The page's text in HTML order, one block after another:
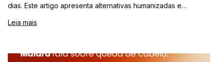
dias. Este artigo apresenta alternativas humanizadas e
confortáveis e toppers, respeitando diferentes fases da
possíveis além da peruca, destacando o Lenço Lili Confort
Leia mais